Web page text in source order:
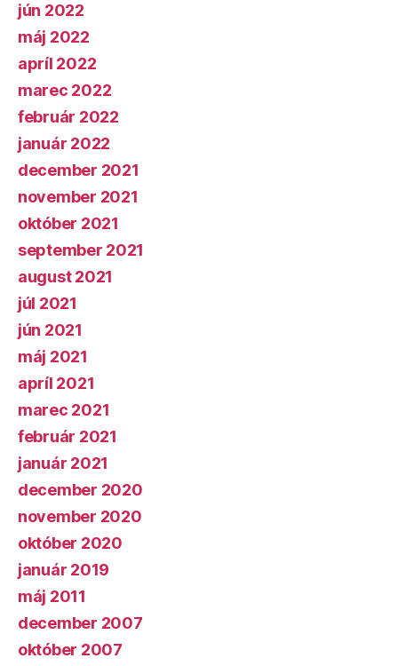
jún 2022
máj 2022
apríl 2022
marec 2022
február 2022
január 2022
december 2021
november 2021
október 2021
september 2021
august 2021
júl 2021
jún 2021
máj 2021
apríl 2021
marec 2021
február 2021
január 2021
december 2020
november 2020
október 2020
január 2019
máj 2011
december 2007
október 2007